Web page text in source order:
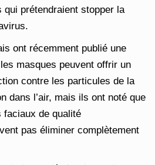
qui prétendraient stopper la
ont récemment publié une
masques peuvent offrir un
contre les particules de la
dans l’air, mais ils ont noté que
faciaux de qualité
pas éliminer complètement